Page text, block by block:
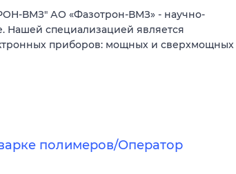
ВМЗ" АО «Фазотрон-ВМЗ» - научно-
Нашей специализацией является
приборов: мощных и сверхмощных
полимеров/Оператор